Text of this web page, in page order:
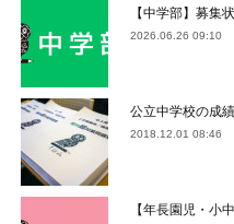
【中学部】募集
2026.06.26 09:10
公立中学校の成
2018.12.01 08:46
【年長園児・小